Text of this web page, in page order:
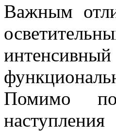
Важным
Помимо